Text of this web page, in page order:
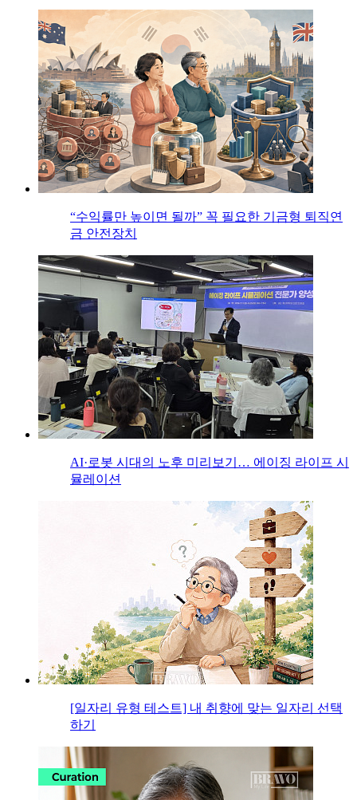
“수익률만 높이면 될까” 꼭 필요한 기금형 퇴직연
금 안전장치
AI·로봇 시대의 노후 미리보기… 에이징 라이프 시
뮬레이션
[일자리 유형 테스트] 내 취향에 맞는 일자리 선택
하기